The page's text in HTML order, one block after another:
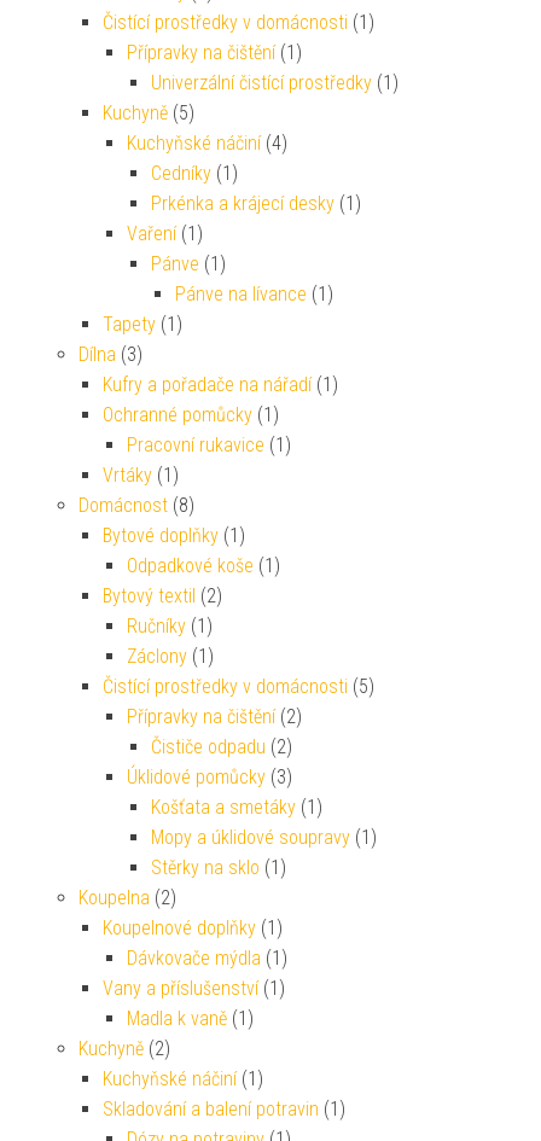
Čistící prostředky v domácnosti (1)
Přípravky na čištění (1)
Univerzální čistící prostředky (1)
Kuchyně (5)
Kuchyňské náčiní (4)
Cedníky (1)
Prkénka a krájecí desky (1)
Vaření (1)
Pánve (1)
Pánve na lívance (1)
Tapety (1)
Dílna (3)
Kufry a pořadače na nářadí (1)
Ochranné pomůcky (1)
Pracovní rukavice (1)
Vrtáky (1)
Domácnost (8)
Bytové doplňky (1)
Odpadkové koše (1)
Bytový textil (2)
Ručníky (1)
Záclony (1)
Čistící prostředky v domácnosti (5)
Přípravky na čištění (2)
Čističe odpadu (2)
Úklidové pomůcky (3)
Košťata a smetáky (1)
Mopy a úklidové soupravy (1)
Stěrky na sklo (1)
Koupelna (2)
Koupelnové doplňky (1)
Dávkovače mýdla (1)
Vany a příslušenství (1)
Madla k vaně (1)
Kuchyně (2)
Kuchyňské náčiní (1)
Skladování a balení potravin (1)